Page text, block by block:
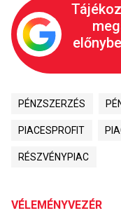
PÉNZSZERZÉS
PIACESPROFIT
RÉSZVÉNYPIAC
VÉLEMÉNYVEZÉR